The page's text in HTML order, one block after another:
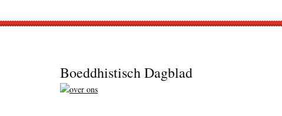
Boeddhistisch Dagblad